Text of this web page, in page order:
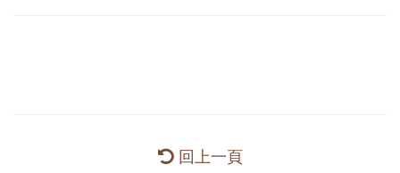
回上一頁